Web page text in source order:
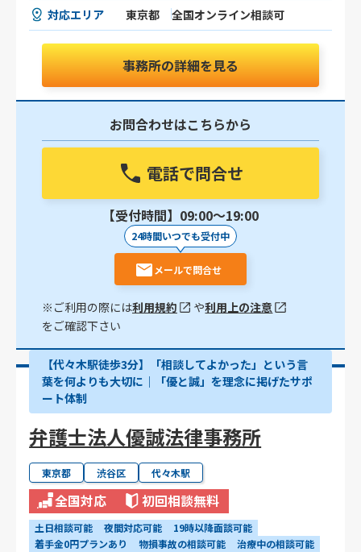
対応エリア 東京都 全国オンライン相談可
事務所の詳細を見る
お問合わせはこちらから
電話で問合せ
【受付時間】09:00〜19:00
24時間いつでも受付中
メールで問合せ
※ご利用の際には利用規約 や利用上の注意
をご確認下さい
【代々木駅徒歩3分】「相談してよかった」という言
葉を何よりも大切に｜「優と誠」を理念に掲げたサポ
ート体制
弁護士法人優誠法律事務所
東京都 渋谷区 代々木駅
全国対応 初回相談無料
土日相談可能 夜間対応可能
19時以降面談可能
着手金0円プランあり
物損事故の相談可能
治療中の相談可能